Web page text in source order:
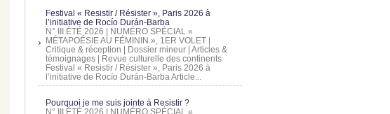
Festival « Resistir / Résister », Paris 2026 à
l’initiative de Rocío Durán-Barba
N° III ÉTÉ 2026 | NUMÉRO SPÉCIAL «
MÉTAPOÉSIE AU FÉMININ », 1ER VOLET |
Critique & réception | Dossier mineur | Articles &
témoignages | Revue culturelle des continents
Festival « Resistir / Résister », Paris 2026 à
l’initiative de Rocío Durán-Barba Article...
Pourquoi je me suis jointe à Resistir ?
N° III ÉTÉ 2026 | NUMÉRO SPÉCIAL «